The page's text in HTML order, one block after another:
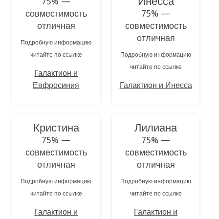
совместимость
отличная
Подробную информацию
читайте по ссылке
Галактион и
Евфросиния
75% —
совместимость
отличная
Подробную информацию
читайте по ссылке
Галактион и Инесса
Кристина
75% —
совместимость
отличная
Подробную информацию
читайте по ссылке
Галактион и
Лилиана
75% —
совместимость
отличная
Подробную информацию
читайте по ссылке
Галактион и